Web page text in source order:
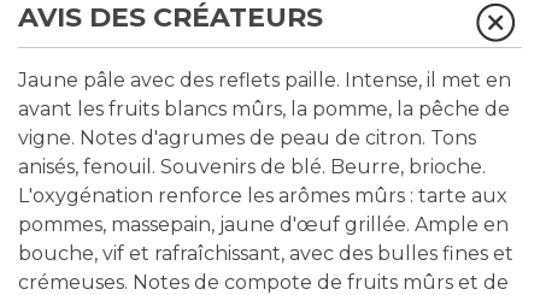
AVIS DES CRÉATEURS
Jaune pâle avec des reflets paille. Intense, il met en
avant les fruits blancs mûrs, la pomme, la pêche de
vigne. Notes d'agrumes de peau de citron. Tons
anisés, fenouil. Souvenirs de blé. Beurre, brioche.
L'oxygénation renforce les arômes mûrs : tarte aux
pommes, massepain, jaune d'œuf grillée. Ample en
bouche, vif et rafraîchissant, avec des bulles fines et
crémeuses. Notes de compote de fruits mûrs et de